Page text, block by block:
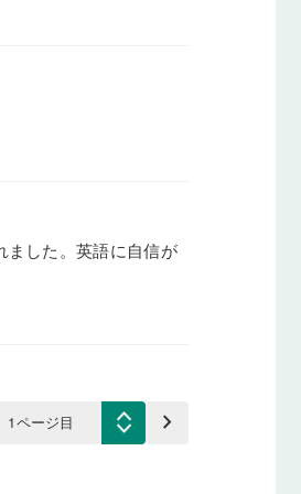
ました。英語に自信が
keyboard_arrow_right